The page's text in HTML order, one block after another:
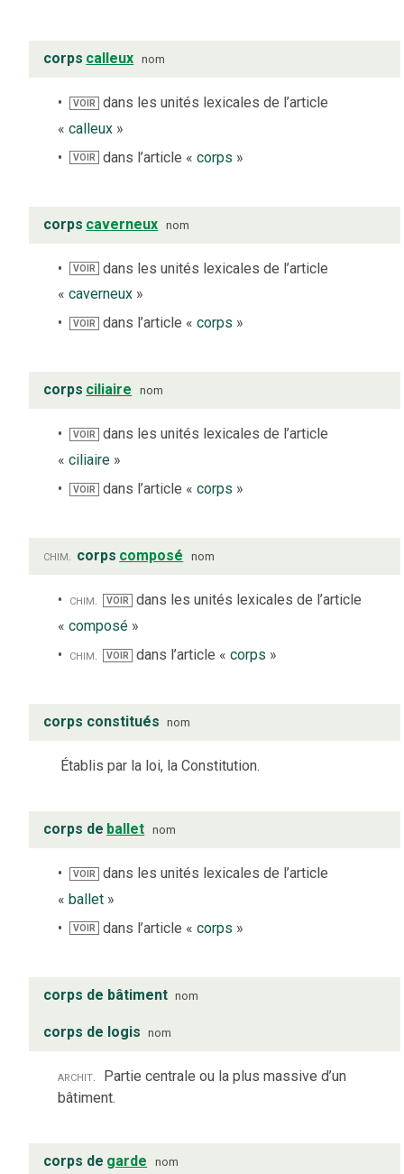
corps calleux nom
VOIR
dans les unités lexicales de l’article
« calleux »
VOIR dans l’article «corps »
corps caverneux nom
VOIR
dans les unités lexicales de l’article
« caverneux »
VOIR dans l’article «corps »
corps ciliaire nom
VOIR
dans les unités lexicales de l’article
« ciliaire »
VOIR dans l’article «corps »
chim. corps composé nom
chim. VOIR dans les unités lexicales de l’article
« composé »
chim.
VOIR dans l’article « corps »
corps constitués nom
Établis par la loi, la Constitution.
corps de ballet nom
VOIR
dans les unités lexicales de l’article
« ballet »
VOIR dans l’article «corps »
corps de bâtiment nom
corps de logis nom
archit.
Partie centrale ou la plus massive d’un
bâtiment.
corps de garde nom